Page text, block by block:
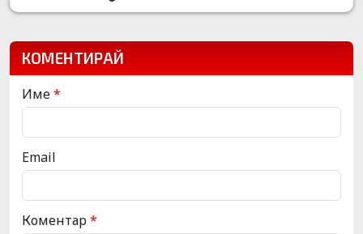
КОМЕНТИРАЙ
Име*
Email
Коментар*